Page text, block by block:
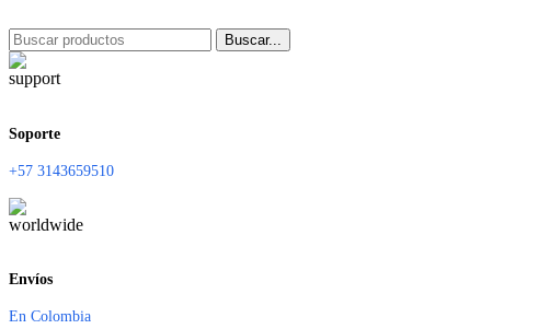
Buscar...
Soporte
+57 3143659510
Envíos
En Colombia